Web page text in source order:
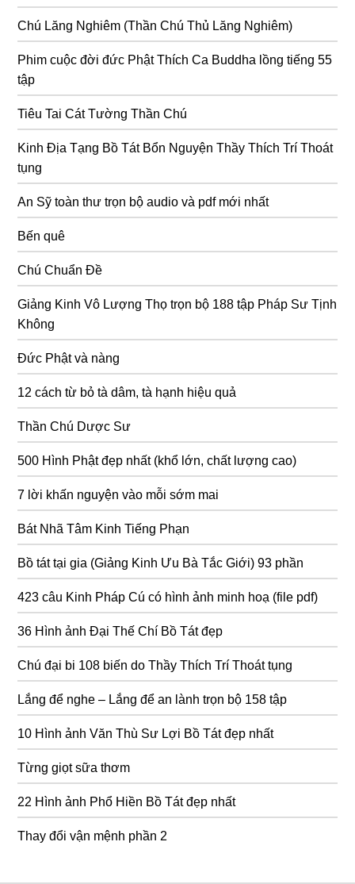
Chú Lăng Nghiêm (Thần Chú Thủ Lăng Nghiêm)
Phim cuộc đời đức Phật Thích Ca Buddha lồng tiếng 55
tập
Tiêu Tai Cát Tường Thần Chú
Kinh Địa Tạng Bồ Tát Bổn Nguyện Thầy Thích Trí Thoát
tụng
An Sỹ toàn thư trọn bộ audio và pdf mới nhất
Bến quê
Chú Chuẩn Đề
Giảng Kinh Vô Lượng Thọ trọn bộ 188 tập Pháp Sư Tịnh
Không
Đức Phật và nàng
12 cách từ bỏ tà dâm, tà hạnh hiệu quả
Thần Chú Dược Sư
500 Hình Phật đẹp nhất (khổ lớn, chất lượng cao)
7 lời khấn nguyện vào mỗi sớm mai
Bát Nhã Tâm Kinh Tiếng Phạn
Bồ tát tại gia (Giảng Kinh Ưu Bà Tắc Giới) 93 phần
423 câu Kinh Pháp Cú có hình ảnh minh hoạ (file pdf)
36 Hình ảnh Đại Thế Chí Bồ Tát đẹp
Chú đại bi 108 biến do Thầy Thích Trí Thoát tụng
Lắng để nghe – Lắng để an lành trọn bộ 158 tập
10 Hình ảnh Văn Thù Sư Lợi Bồ Tát đẹp nhất
Từng giọt sữa thơm
22 Hình ảnh Phổ Hiền Bồ Tát đẹp nhất
Thay đổi vận mệnh phần 2